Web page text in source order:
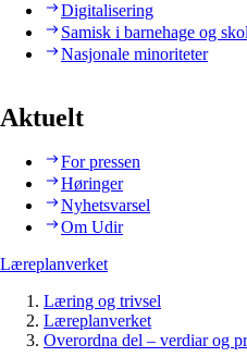
Digitalisering
Samisk i barnehage og
Nasjonale minoriteter
Aktuelt
For pressen
Høringer
Nyhetsvarsel
Om Udir
Læreplanverket
Læring og trivsel
Læreplanverket
Overordna del – verdiar og